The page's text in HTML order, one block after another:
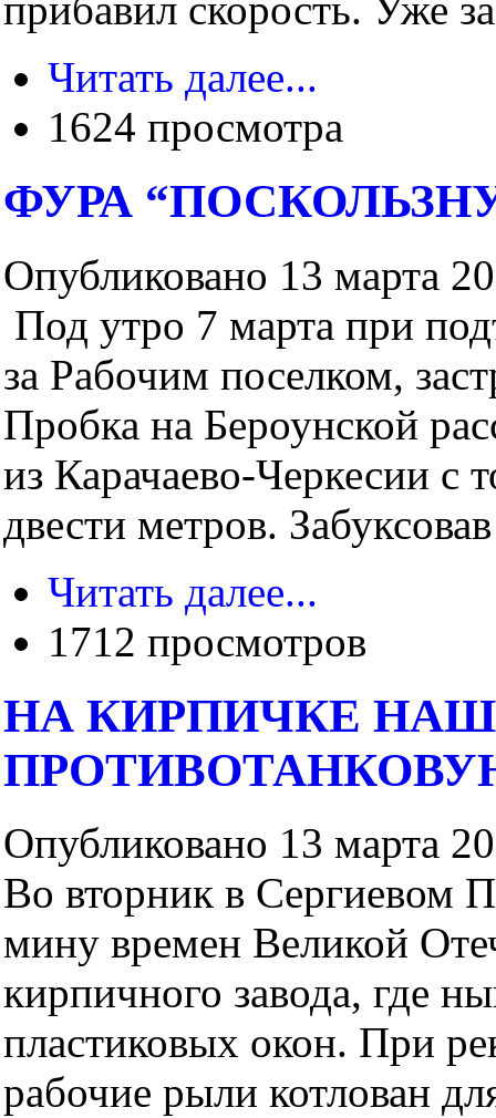
Читать далее...
1624 просмотра
ФУРА
Опубликовано 13 марта
Под утро 7 марта при
за Рабочим поселком,
Пробка на Бероунской
из Карачаево-Черкесии с
двести метров.
Читать далее...
1712 просмотров
НА КИРПИЧКЕ
Опубликовано 13 марта
Во вторник в Сергиевом
мину времен Великой
кирпичного завода, где
пластиковых окон. При
рабочие рыли котлован